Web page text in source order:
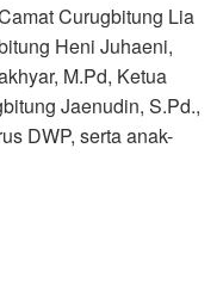
Curugbitung Lia
Heni Juhaeni,
M.Pd, Ketua
Jaenudin, S.Pd.,
DWP, serta anak-